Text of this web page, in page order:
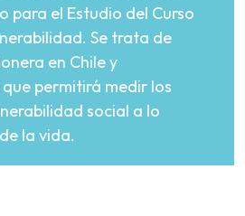
para el Estudio del Curso
Se trata de
en Chile y
permitirá medir los
social a lo
la vida.